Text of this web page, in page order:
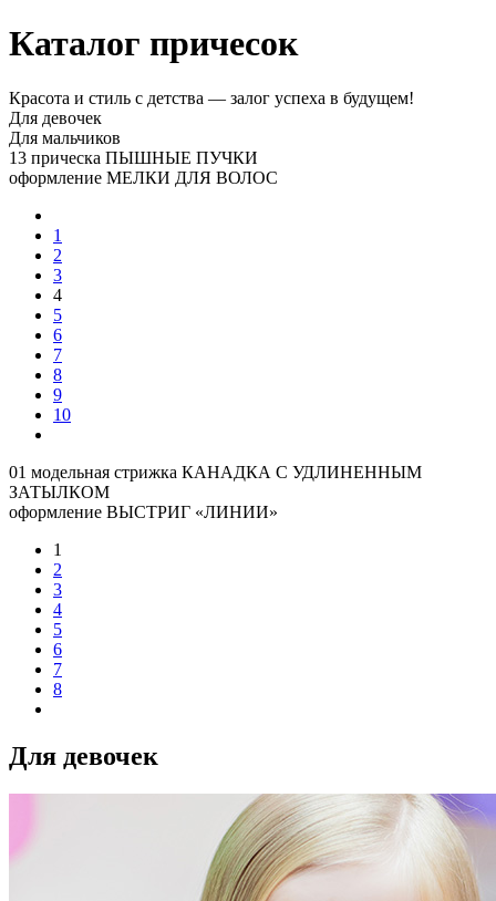
Каталог причесок
Красота и стиль с детства — залог успеха в будущем!
Для девочек
Для мальчиков
13 прическа ПЫШНЫЕ ПУЧКИ
оформление МЕЛКИ ДЛЯ ВОЛОС
1
2
3
4
5
6
7
8
9
10
01 модельная стрижка КАНАДКА С УДЛИНЕННЫМ
ЗАТЫЛКОМ
оформление ВЫСТРИГ «ЛИНИИ»
1
2
3
4
5
6
7
8
Для девочек